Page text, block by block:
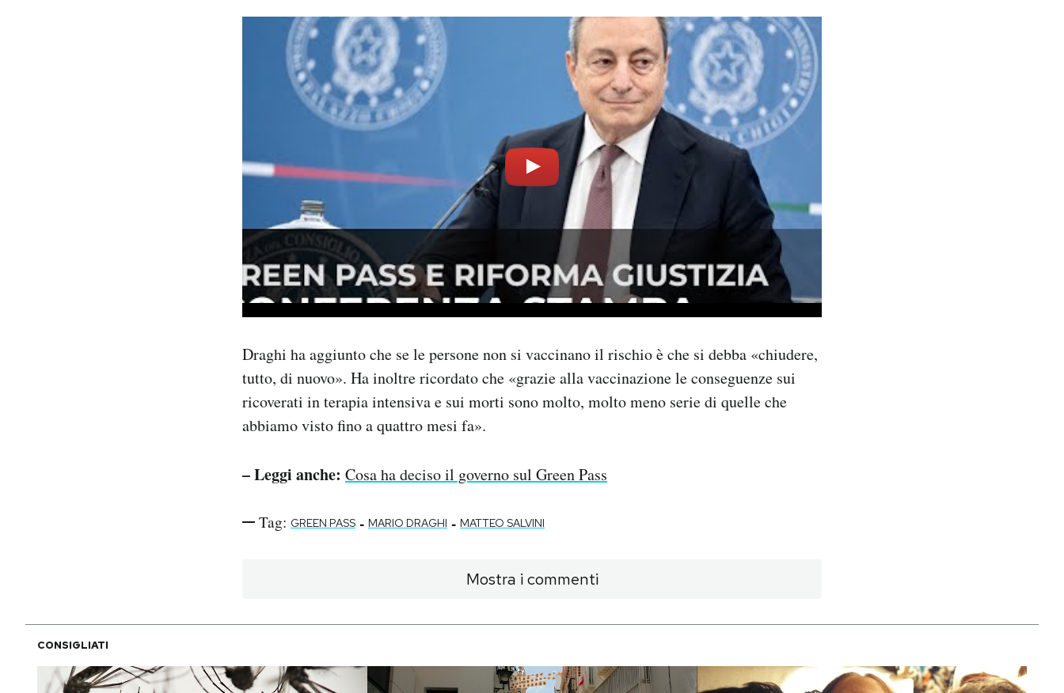
Draghi ha aggiunto che se le persone non si vaccinano il rischio è che si debba «chiudere,
tutto, di nuovo». Ha inoltre ricordato che «grazie alla vaccinazione le conseguenze sui
ricoverati in terapia intensiva e sui morti sono molto, molto meno serie di quelle che
abbiamo visto fino a quattro mesi fa».
– Leggi anche: Cosa ha deciso il governo sul Green Pass
Tag: GREEN PASS - MARIO DRAGHI - MATTEO SALVINI
Mostra i commenti
CONSIGLIATI